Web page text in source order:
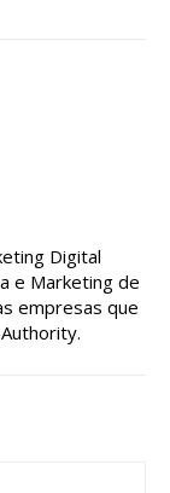
Digital
e Marketing de
empresas que